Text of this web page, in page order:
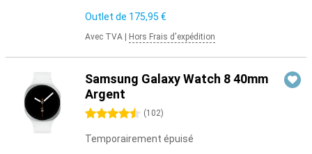
Outlet de 175,95 €
Avec TVA Hors Frais d'expédition
Samsung Galaxy Watch 8 40mm
Argent
4.5 étoiles (102)
Temporairement épuisé